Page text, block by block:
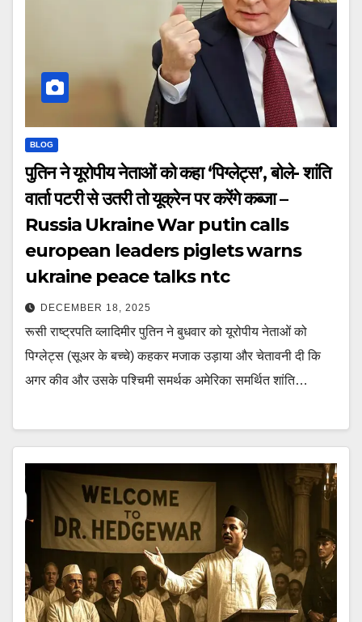
BLOG
पुतिन ने यूरोपीय नेताओं को कहा ‘पिग्लेट्स’, बोले- शांति
वार्ता पटरी से उतरी तो यूक्रेन पर करेंगे कब्जा –
Russia Ukraine War putin calls
european leaders piglets warns
ukraine peace talks ntc
DECEMBER 18, 2025
रूसी राष्ट्रपति व्लादिमीर पुतिन ने बुधवार को यूरोपीय नेताओं को
पिग्लेट्स (सूअर के बच्चे) कहकर मजाक उड़ाया और चेतावनी दी कि
अगर कीव और उसके पश्चिमी समर्थक अमेरिका समर्थित शांति…